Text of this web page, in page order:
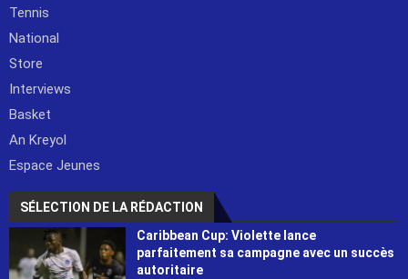
Tennis
National
Store
Interviews
Basket
An Kreyol
Espace Jeunes
SÉLECTION DE LA RÉDACTION
Caribbean Cup: Violette lance
parfaitement sa campagne avec un succès
autoritaire